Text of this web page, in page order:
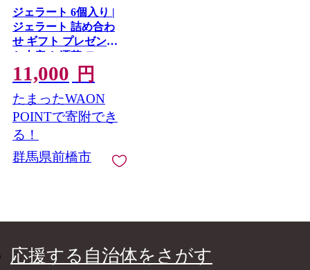
ジェラート 6個入り |
ジェラート 詰め合わ
せ ギフト プレゼント
お土産 お洒落 ティー
タイム 群馬県 前橋市
11,000 円
たまったWAON
POINTで寄附でき
る！
群馬県前橋市
応援する自治体をさがす